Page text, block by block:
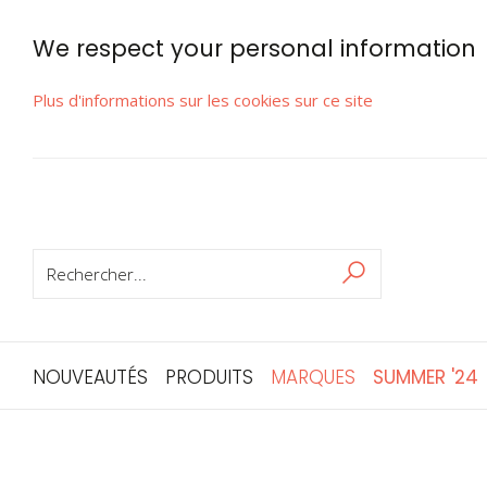
We respect your personal information
Plus d'informations sur les cookies sur ce site
Rechercher
RECHERCHER
NOUVEAUTÉS PRODUITS MARQUES SUMMER '24